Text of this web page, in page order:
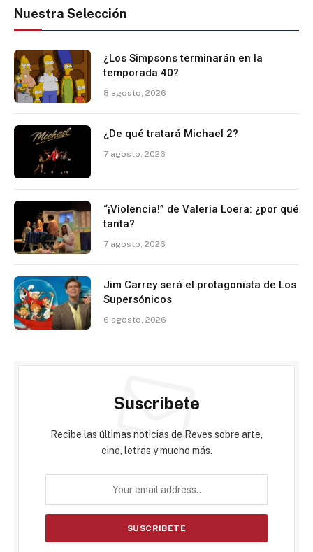
Nuestra Selección
¿Los Simpsons terminarán en la
temporada 40?
8 agosto, 2026
¿De qué tratará Michael 2?
7 agosto, 2026
“¡Violencia!” de Valeria Loera: ¿por qué
tanta?
7 agosto, 2026
Jim Carrey será el protagonista de Los
Supersónicos
6 agosto, 2026
Suscribete
Recibe las últimas noticias de Reves sobre arte,
cine, letras y mucho más.